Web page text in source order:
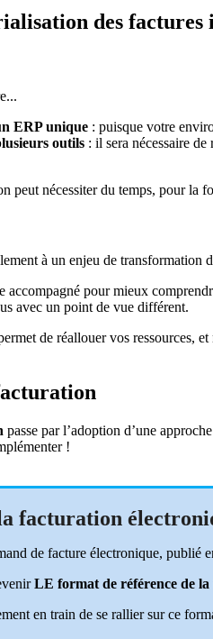
des factures
ERP unique : puisque votre
outils : il sera nécessaire
peut nécessiter du temps, pour
à un enjeu de transformation
accompagné pour mieux
avec un point de vue différent.
de réallouer vos ressources,
passe par l’adoption d’une
!
facturation
de facture électronique,
LE format de référence de
en train de se rallier sur ce